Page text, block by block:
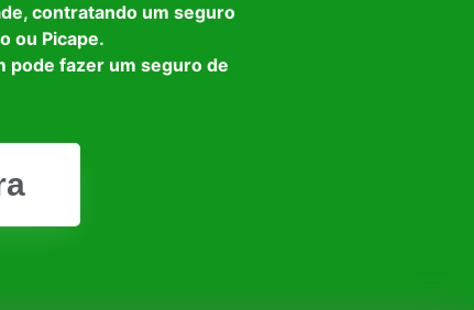
contratando um seguro
ou Picape.
pode fazer um seguro de